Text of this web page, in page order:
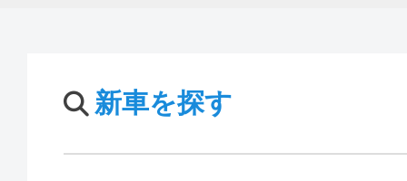
新車を探す